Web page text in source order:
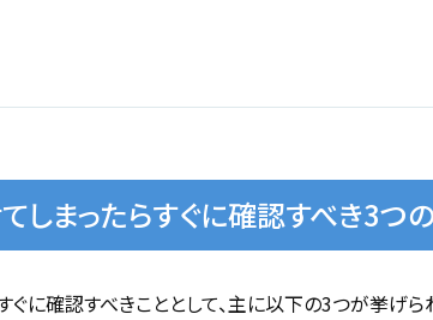
しまったらすぐに確認すべき3つ
に確認すべきこととして、主に以下の3つが挙げら